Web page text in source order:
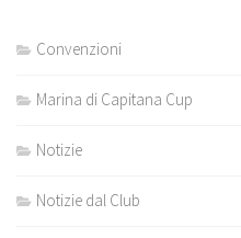
Convenzioni
Marina di Capitana Cup
Notizie
Notizie dal Club